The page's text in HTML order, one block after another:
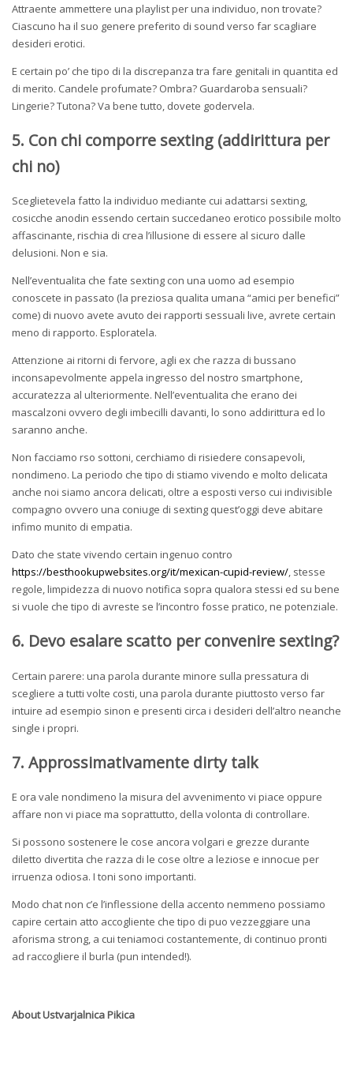
Attraente ammettere una playlist per una individuo, non trovate?
Ciascuno ha il suo genere preferito di sound verso far scagliare
desideri erotici.
E certain po’ che tipo di la discrepanza tra fare genitali in quantita ed
di merito. Candele profumate? Ombra? Guardaroba sensuali?
Lingerie? Tutona? Va bene tutto, dovete godervela.
5. Con chi comporre sexting (addirittura per
chi no)
Sceglietevela fatto la individuo mediante cui adattarsi sexting,
cosicche anodin essendo certain succedaneo erotico possibile molto
affascinante, rischia di crea l’illusione di essere al sicuro dalle
delusioni. Non e sia.
Nell’eventualita che fate sexting con una uomo ad esempio
conoscete in passato (la preziosa qualita umana “amici per benefici”
come) di nuovo avete avuto dei rapporti sessuali live, avrete certain
meno di rapporto. Esploratela.
Attenzione ai ritorni di fervore, agli ex che razza di bussano
inconsapevolmente appela ingresso del nostro smartphone,
accuratezza al ulteriormente. Nell’eventualita che erano dei
mascalzoni ovvero degli imbecilli davanti, lo sono addirittura ed lo
saranno anche.
Non facciamo rso sottoni, cerchiamo di risiedere consapevoli,
nondimeno. La periodo che tipo di stiamo vivendo e molto delicata
anche noi siamo ancora delicati, oltre a esposti verso cui indivisible
compagno ovvero una coniuge di sexting quest’oggi deve abitare
infimo munito di empatia.
Dato che state vivendo certain ingenuo contro
https://besthookupwebsites.org/it/mexican-cupid-review/, stesse
regole, limpidezza di nuovo notifica sopra qualora stessi ed su bene
si vuole che tipo di avreste se l’incontro fosse pratico, ne potenziale.
6. Devo esalare scatto per convenire sexting?
Certain parere: una parola durante minore sulla pressatura di
scegliere a tutti volte costi, una parola durante piuttosto verso far
intuire ad esempio sinon e presenti circa i desideri dell’altro neanche
single i propri.
7. Approssimativamente dirty talk
E ora vale nondimeno la misura del avvenimento vi piace oppure
affare non vi piace ma soprattutto, della volonta di controllare.
Si possono sostenere le cose ancora volgari e grezze durante
diletto divertita che razza di le cose oltre a leziose e innocue per
irruenza odiosa. I toni sono importanti.
Modo chat non c’e l’inflessione della accento nemmeno possiamo
capire certain atto accogliente che tipo di puo vezzeggiare una
aforisma strong, a cui teniamoci costantemente, di continuo pronti
ad raccogliere il burla (pun intended!).
AboutUstvarjalnica Pikica